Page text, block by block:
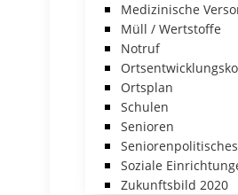
Medizinische
Müll / Wertstoffe
Notruf
Ortsplan
Schulen
Senioren
Soziale
Zukunftsbild 2020